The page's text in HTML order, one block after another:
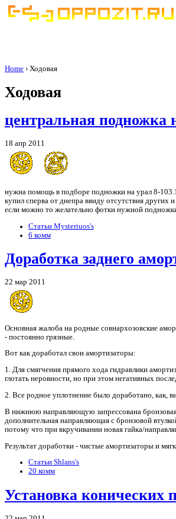
Home › Ходовая
Ходовая
центральная подножка
18 апр 2011
нужна помощь в подборе подножки на урал 8-
купил сперва от днепра ввиду отсутствия других
если можно то желательно фотки нужной
Статьи Mysteriuos's
6 комм
Доработка заднего
22 мар 2011
Основная жалоба на родные совнархозовские
- постоянно грязные.
Вот как доработал свои амортизаторы:
1. Для смягчения прямого хода гидравлики
глотать неровности, но при этом негативных
2. Все родное уплотнение было доработано, как,
В нижнюю направляющую запрессована бронзовая
дополнительная направляющая с бронзовой
потому что при вкручивании новая гайка/
Результат доработки - чистые амортизаторы и
Статьи Shlans's
20 комм
Установка